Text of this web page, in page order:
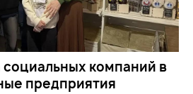
компаний в
предприятия